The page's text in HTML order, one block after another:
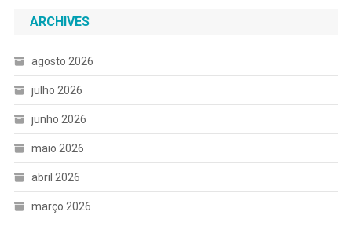
ARCHIVES
agosto 2026
julho 2026
junho 2026
maio 2026
abril 2026
março 2026